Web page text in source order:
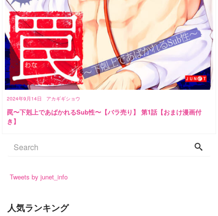
2024年9月14日 アカギギショウ
罠〜下剋上であばかれるSub性〜【バラ売り】 第1話【おまけ漫画付
き】
Tweets by junet_info
人気ランキング